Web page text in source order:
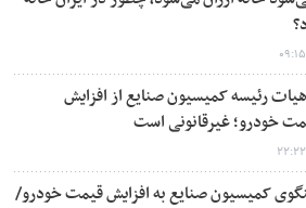
رئیسه کمیسیون صنایع از افزایش
خودرو؛ غیرقانونی است
کمیسیون صنایع به افزایش قیمت خودرو/